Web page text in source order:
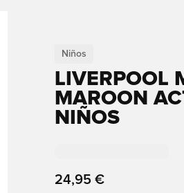
Niños
LIVERPOOL
MAROON
NIÑOS
24,95 €